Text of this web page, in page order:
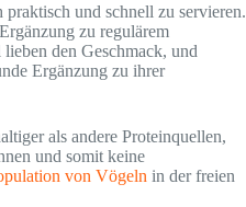
und schnell zu servieren.
zu regulärem
den Geschmack, und
Ergänzung zu ihrer
als andere Proteinquellen,
und somit keine
von Vögeln in der freien